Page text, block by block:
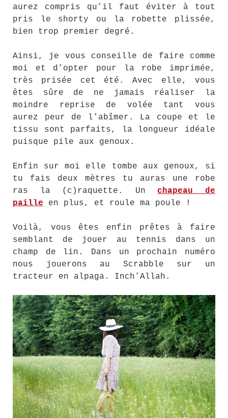
aurez compris qu’il faut éviter à tout
pris le shorty ou la robette plissée,
bien trop premier degré.
Ainsi, je vous conseille de faire comme
moi et d’opter pour la robe imprimée,
très prisée cet été. Avec elle, vous
êtes sûre de ne jamais réaliser la
moindre reprise de volée tant vous
aurez peur de l’abîmer. La coupe et le
tissu sont parfaits, la longueur idéale
puisque pile aux genoux.
Enfin sur moi elle tombe aux genoux, si
tu fais deux mètres tu auras une robe
ras la (c)raquette. Unchapeau de
paille en plus, et roule ma poule !
Voilà, vous êtes enfin prêtes à faire
semblant de jouer au tennis dans un
champ de lin. Dans un prochain numéro
nous jouerons au Scrabble sur un
tracteur en alpaga. Inch’Allah.